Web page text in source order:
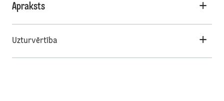
Apraksts
Uzturvērtība